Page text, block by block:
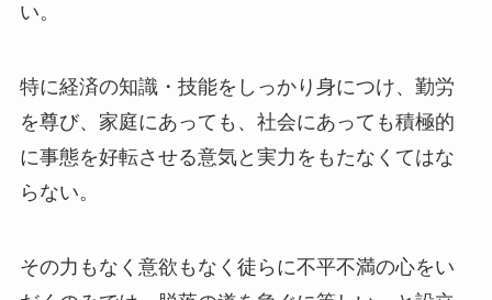
い。
特に経済の知識・技能をしっかり身につけ、勤労
を尊び、家庭にあっても、社会にあっても積極的
に事態を好転させる意気と実力をもたなくてはな
らない。
その力もなく意欲もなく徒らに不平不満の心をい